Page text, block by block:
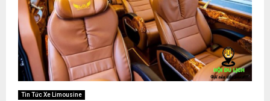
Tin Tức Xe Limousine